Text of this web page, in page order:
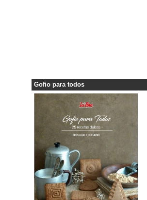
Gofio para todos